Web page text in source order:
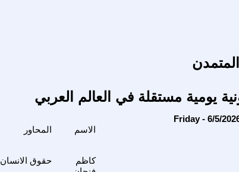
يومية مستقلة في العالم العربي
الاسم
حقوق الانسان
كاظم